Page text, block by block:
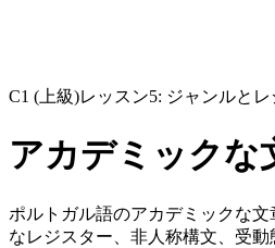
C1 (上級)レッスン5: ジャンルと
アカデミックな
ポルトガル語のアカデミックな
なレジスター、非人称構文、受